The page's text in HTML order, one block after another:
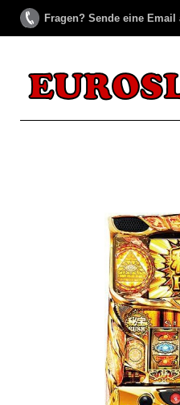
Fragen? Sende eine